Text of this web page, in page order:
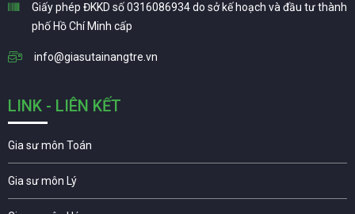
Giấy phép ĐKKD số 0316086934 do sở kế hoạch và đầu tư thành
phố Hồ Chí Minh cấp
info@giasutainangtre.vn
LINK - LIÊN KẾT
Gia sư môn Toán
Gia sư môn Lý